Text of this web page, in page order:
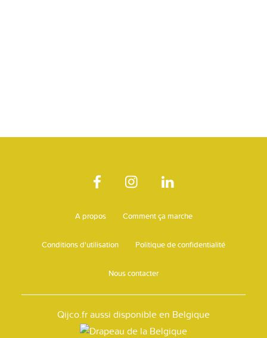
A propos Comment ça marche
Conditions d'utilisation Politique de confidentialité
Nous contacter
Qijco.fr aussi disponible en Belgique